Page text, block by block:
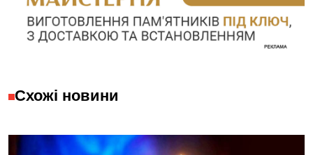
Схожі новини